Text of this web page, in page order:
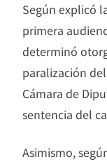
Según explicó
primera
determinó
paralización
Cámara de
sentencia del
Asimismo,